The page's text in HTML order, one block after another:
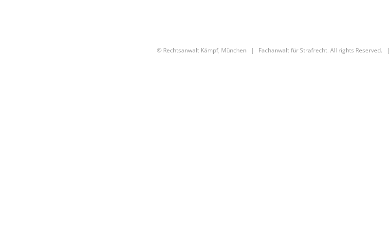
© Rechtsanwalt Kämpf, München | Fachanwalt für Strafrecht. All rights Reserved. |